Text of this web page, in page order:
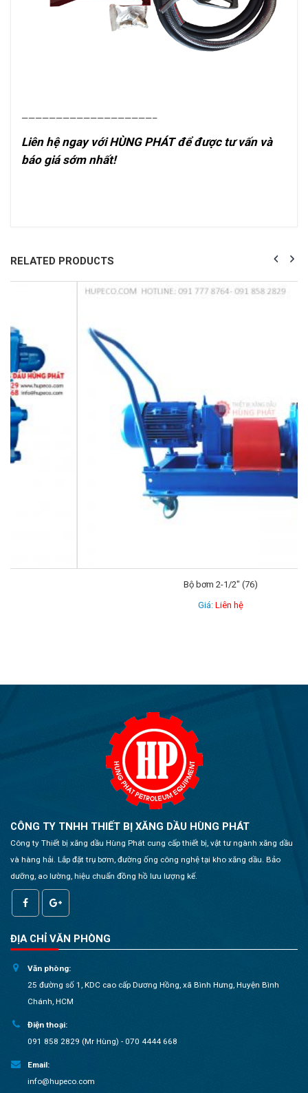
———————————————————–
Liên hệ ngay với HÙNG PHÁT để được tư vấn và
báo giá sớm nhất!
RELATED PRODUCTS
Bộ bơm 2-1/2″ (76)
CÔNG TY TNHH THIẾT BỊ XĂNG DẦU HÙNG PHÁT
Công ty Thiết bị xăng dầu Hùng Phát cung cấp thiết bị, vật tư ngành xăng dầu
và hàng hải. Lắp đặt trụ bơm, đường ống công nghệ tại kho xăng dầu. Bảo
dưỡng, ao lường, hiệu chuẩn đồng hồ lưu lượng kế.
ĐỊA CHỈ VĂN PHÒNG
Văn phòng:
25 đường số 1, KDC cao cấp Dương Hồng, xã Bình Hưng, Huyện Bình
Chánh, HCM
Điện thoại:
091 858 2829 (Mr Hùng) - 070 4444 668
Email:
info@hupeco.com